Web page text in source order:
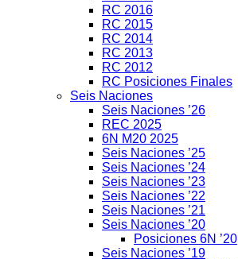
RC 2016
RC 2015
RC 2014
RC 2013
RC 2012
RC Posiciones Finales
Seis Naciones
Seis Naciones ’26
REC 2025
6N M20 2025
Seis Naciones ’25
Seis Naciones ’24
Seis Naciones ’23
Seis Naciones ’22
Seis Naciones ’21
Seis Naciones ’20
Posiciones 6N ’20
Seis Naciones ’19